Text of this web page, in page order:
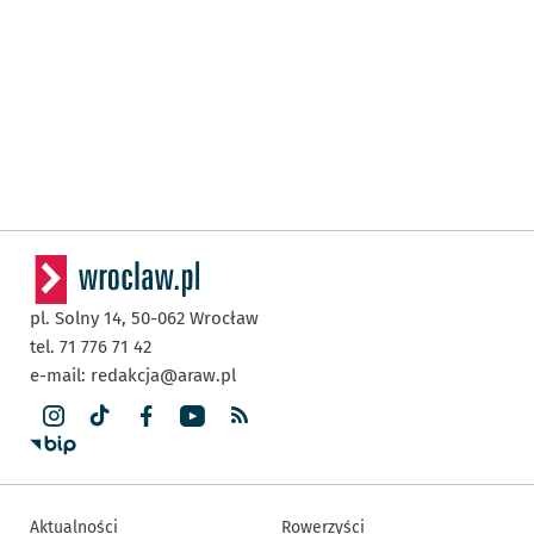
pl. Solny 14, 50-062 Wrocław
tel. 71 776 71 42
e-mail: redakcja@araw.pl
Aktualności Rowerzyści